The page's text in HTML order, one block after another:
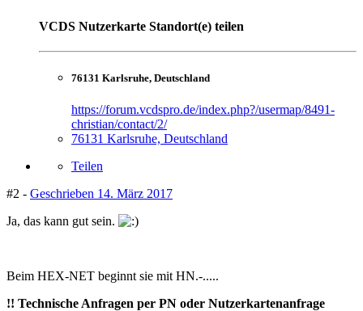
VCDS Nutzerkarte Standort(e) teilen
76131 Karlsruhe, Deutschland
https://forum.vcdspro.de/index.php?/usermap/8491-
christian/contact/2/
76131 Karlsruhe, Deutschland
Teilen
#2 - Geschrieben 14. März 2017
Ja, das kann gut sein.
Beim HEX-NET beginnt sie mit HN.-.....
!! Technische Anfragen per PN oder Nutzerkartenanfrage